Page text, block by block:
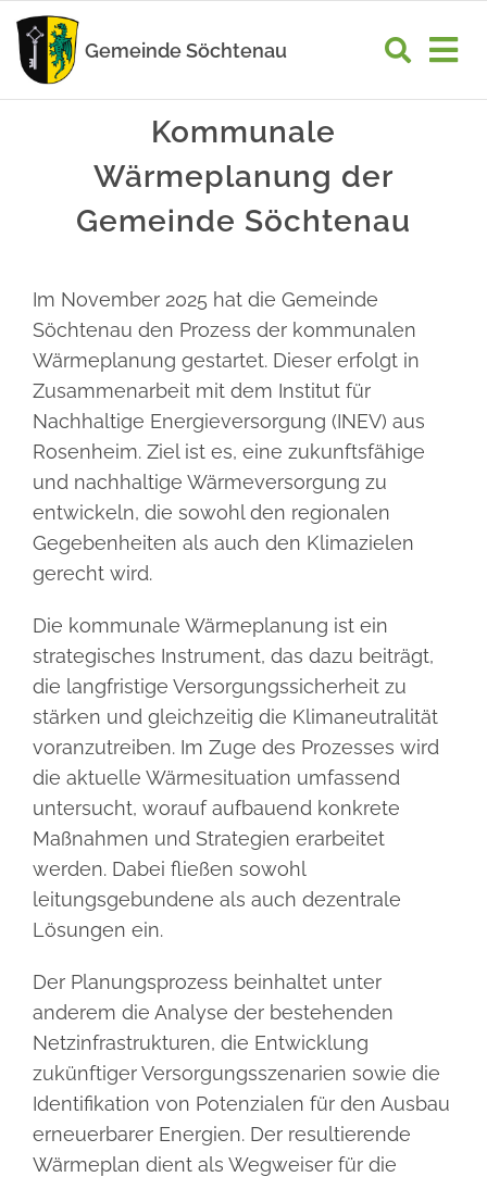
Zum
Inhalt
springen
Gemeinde Söchtenau
RATHAUS
GEMEINDELEBEN
UNSER ORT
Kommunale
Wärmeplanung der
Gemeinde Söchtenau
Im November 2025 hat die Gemeinde
Söchtenau den Prozess der kommunalen
Wärmeplanung gestartet. Dieser erfolgt in
Zusammenarbeit mit dem Institut für
Nachhaltige Energieversorgung (INEV) aus
Rosenheim. Ziel ist es, eine zukunftsfähige
und nachhaltige Wärmeversorgung zu
entwickeln, die sowohl den regionalen
Gegebenheiten als auch den Klimazielen
gerecht wird.
Die kommunale Wärmeplanung ist ein
strategisches Instrument, das dazu beiträgt,
die langfristige Versorgungssicherheit zu
stärken und gleichzeitig die Klimaneutralität
voranzutreiben. Im Zuge des Prozesses wird
die aktuelle Wärmesituation umfassend
untersucht, worauf aufbauend konkrete
Maßnahmen und Strategien erarbeitet
werden. Dabei fließen sowohl
leitungsgebundene als auch dezentrale
Lösungen ein.
Der Planungsprozess beinhaltet unter
anderem die Analyse der bestehenden
Netzinfrastrukturen, die Entwicklung
zukünftiger Versorgungsszenarien sowie die
Identifikation von Potenzialen für den Ausbau
erneuerbarer Energien. Der resultierende
Wärmeplan dient als Wegweiser für die